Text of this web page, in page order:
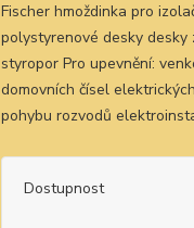
Fischer hmoždinka pro
polystyrenové desky
styropor Pro upevnění:
domovních čísel
pohybu rozvodů
Dostupnost